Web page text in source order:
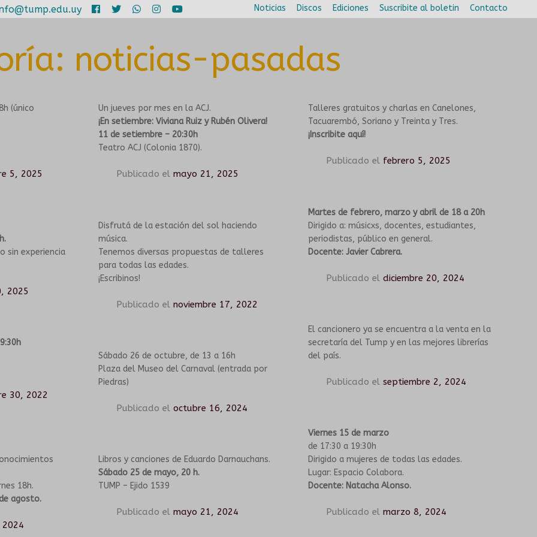
Noticias Discos Ediciones Suscribite al boletin Contacto
noticias-pasadas
(único
5, 2025
sin experiencia
2025
30, 2022
18h.
agosto.
2024
Un jueves por mes en la ACJ.
¡En setiembre: Viviana Ruiz y Rubén Olivera!
11 de setiembre – 20:30h
Teatro ACJ (Colonia 1870).
Publicado elmayo 21, 2025
Disfrutá de la estación del sol haciendo
música.
Tenemos diversas propuestas de talleres
para todas las edades.
¡Escribinos!
Publicado elnoviembre 17, 2022
Sábado 26 de octubre, de 13 a 16h
Plaza del Museo del Carnaval (entrada por
Piedras)
Publicado eloctubre 16, 2024
Libros y canciones de Eduardo Darnauchans.
Sábado 25 de mayo, 20 h.
TUMP – Ejido 1539
Publicado elmayo 21, 2024
Talleres gratuitos y charlas en Canelones,
Tacuarembó, Soriano y Treinta y Tres.
¡Inscribite aquí!
Publicado el febrero 5, 2025
Martes de febrero, marzo y abril de 18 a 20h
Dirigido a: músicxs, docentes, estudiantes,
periodistas, público en general.
Docente: Javier Cabrera.
Publicado eldiciembre 20, 2024
El cancionero ya se encuentra a la venta en la
secretaría del Tump y en las mejores librerías
del país.
Publicado elseptiembre 2, 2024
Viernes 15 de marzo
de 17:30 a 19:30h
Dirigido a mujeres de todas las edades.
Lugar: Espacio Colabora.
Docente: Natacha Alonso.
Publicado elmarzo 8, 2024